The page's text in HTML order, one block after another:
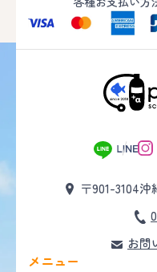
〒901-3104沖
お問
メニュー